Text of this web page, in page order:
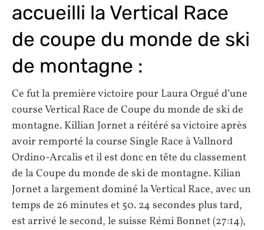
accueilli la Vertical Race
de coupe du monde de ski
de montagne :
Ce fut la première victoire pour Laura Orgué d’une
course Vertical Race de Coupe du monde de ski de
montagne. Killian Jornet a réitéré sa victoire après
avoir remporté la course Single Race à Vallnord
Ordino-Arcalis et il est donc en tête du classement
de la Coupe du monde de ski de montagne. Kilian
Jornet a largement dominé la Vertical Race, avec un
temps de 26 minutes et 50. 24 secondes plus tard,
est arrivé le second, le suisse Rémi Bonnet (27:14),